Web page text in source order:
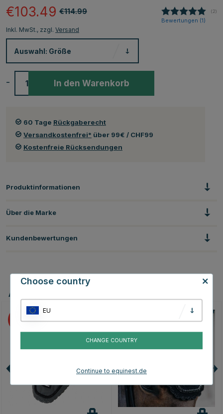
€114.99
€103.49 (2)
Bewertungen (1)
Inkl. MwSt., zzgl. Versand
Auswahl: Größe
- In den Warenkorb
60 Tage Rückgaberecht
Versandkostenfrei* über 99€ / CHF99
Kostenfreie Rücksendungen
Produktinformationen
Über die Marke
Kundenbewertungen
Andere Produkte, die Ihnen gefallen könnten
10
Choose country
EU
CHANGE COUNTRY
Continue to equinest.de